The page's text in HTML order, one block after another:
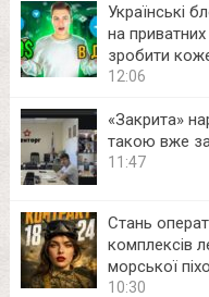
Українські
на
зробити
12:06
«Закрита»
такою вже
11:47
Стань
комплексів
морської
10:30